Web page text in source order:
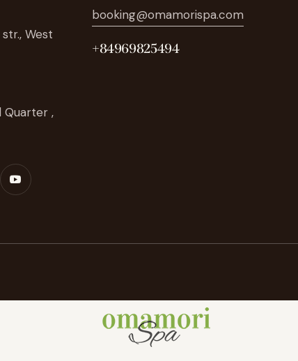
West
Quarter ,
booking@omamorispa.com
+84969825494